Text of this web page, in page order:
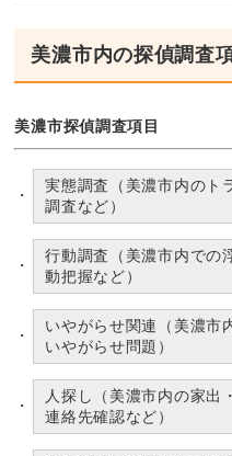
美濃市内の探偵調査
美濃市探偵調査項目
実態調査（美濃市内のト
調査など）
行動調査（美濃市内での
動把握など）
いやがらせ関連（美濃市
いやがらせ問題）
人探し（美濃市内の家出
連絡先確認など）